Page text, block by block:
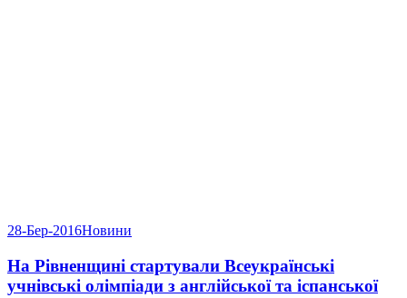
28-Бер-2016Новини
На Рівненщині стартували Всеукраїнські
учнівські олімпіади з англійської та іспанської